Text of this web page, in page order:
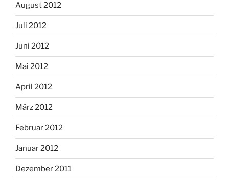
August 2012
Juli 2012
Juni 2012
Mai 2012
April 2012
März 2012
Februar 2012
Januar 2012
Dezember 2011